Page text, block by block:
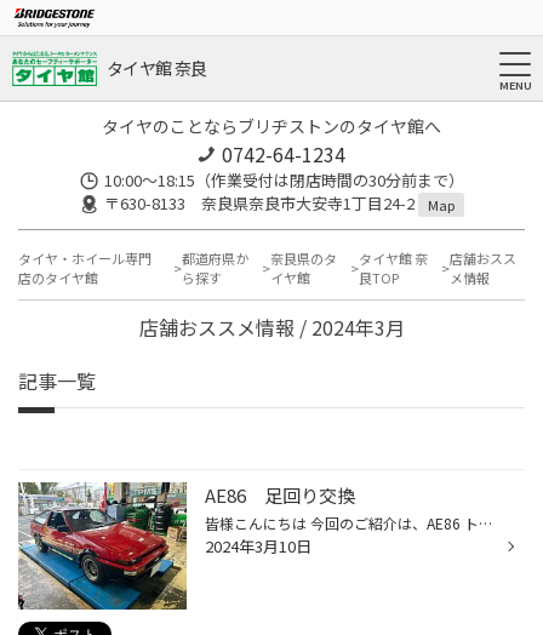
タイヤ館 奈良
タイヤのことならブリヂストンのタイヤ館へ
0742-64-1234
10:00～18:15（作業受付は閉店時間の30分前まで）
〒630-8133 奈良県奈良市大安寺1丁目24-2
Map
タイヤ・ホイール専門
店のタイヤ館
都道府県か
ら探す
奈良県のタ
イヤ館
タイヤ館 奈
良TOP
店舗おスス
メ情報
店舗おススメ情報 / 2024年3月
記事一覧
AE86 足回り交換
皆様こんにちは 今回のご紹介は、AE86 トレノのお客様 車高調＆アームブッシュ交換です。 全塗装が施され非常に綺麗な車両 内外装 全て純正が残っている希少な一台です！！ 全体的なバランスはお任せして頂きましたが ブリッツさんの車高調をベースに ブッシュ関係はクスコさんの強化品を打ち替えし...
2024年3月10日